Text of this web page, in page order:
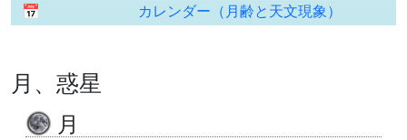
カレンダー（月齢と天文現象）
月、惑星
月